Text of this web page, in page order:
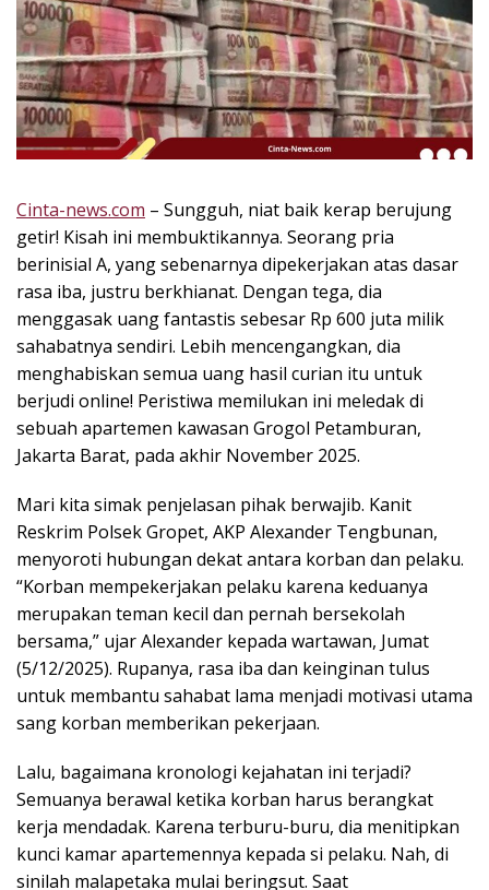
r
k
i
n
i
,
P
n
u
I
n
s
p
i
r
a
i
Cinta-news.com – Sungguh, niat baik kerap berujung
getir! Kisah ini membuktikannya. Seorang pria
berinisial A, yang sebenarnya dipekerjakan atas dasar
rasa iba, justru berkhianat. Dengan tega, dia
menggasak uang fantastis sebesar Rp 600 juta milik
sahabatnya sendiri. Lebih mencengangkan, dia
menghabiskan semua uang hasil curian itu untuk
berjudi online! Peristiwa memilukan ini meledak di
sebuah apartemen kawasan Grogol Petamburan,
Jakarta Barat, pada akhir November 2025.
Mari kita simak penjelasan pihak berwajib. Kanit
Reskrim Polsek Gropet, AKP Alexander Tengbunan,
menyoroti hubungan dekat antara korban dan pelaku.
“Korban mempekerjakan pelaku karena keduanya
merupakan teman kecil dan pernah bersekolah
bersama,” ujar Alexander kepada wartawan, Jumat
(5/12/2025). Rupanya, rasa iba dan keinginan tulus
untuk membantu sahabat lama menjadi motivasi utama
sang korban memberikan pekerjaan.
Lalu, bagaimana kronologi kejahatan ini terjadi?
Semuanya berawal ketika korban harus berangkat
kerja mendadak. Karena terburu-buru, dia menitipkan
kunci kamar apartemennya kepada si pelaku. Nah, di
sinilah malapetaka mulai beringsut. Saat